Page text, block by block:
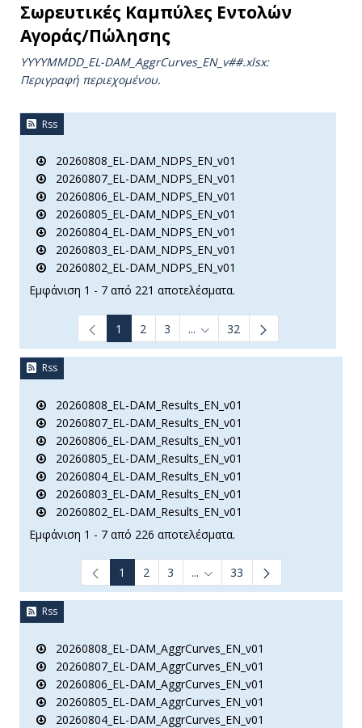
Σωρευτικές Καμπύλες Εντολών
Αγοράς/Πώλησης
YYYYMMDD_EL-DAM_AggrCurves_ΕΝ_v##.xlsx:
Περιγραφή περιεχομένου.
Rss
20260808_EL-DAM_NDPS_EN_v01
20260807_EL-DAM_NDPS_EN_v01
20260806_EL-DAM_NDPS_EN_v01
20260805_EL-DAM_NDPS_EN_v01
20260804_EL-DAM_NDPS_EN_v01
20260803_EL-DAM_NDPS_EN_v01
20260802_EL-DAM_NDPS_EN_v01
Εμφάνιση 1 - 7 από 221 αποτελέσματα.
1 2 3 ... Ενδιάμεσες σελίδες Use TAB
32
Rss
20260808_EL-DAM_Results_EN_v01
20260807_EL-DAM_Results_EN_v01
20260806_EL-DAM_Results_EN_v01
20260805_EL-DAM_Results_EN_v01
20260804_EL-DAM_Results_EN_v01
20260803_EL-DAM_Results_EN_v01
20260802_EL-DAM_Results_EN_v01
Εμφάνιση 1 - 7 από 226 αποτελέσματα.
1 2 3 ... Ενδιάμεσες σελίδες Use
33
Rss
20260808_EL-DAM_AggrCurves_EN_v01
20260807_EL-DAM_AggrCurves_EN_v01
20260806_EL-DAM_AggrCurves_EN_v01
20260805_EL-DAM_AggrCurves_EN_v01
20260804_EL-DAM_AggrCurves_EN_v01